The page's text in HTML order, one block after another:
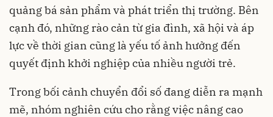
quảng bá sản phẩm và phát triển thị trường. Bên
cạnh đó, những rào cản từ gia đình, xã hội và áp
lực về thời gian cũng là yếu tố ảnh hưởng đến
quyết định khởi nghiệp của nhiều người trẻ.
Trong bối cảnh chuyển đổi số đang diễn ra mạnh
mẽ, nhóm nghiên cứu cho rằng việc nâng cao